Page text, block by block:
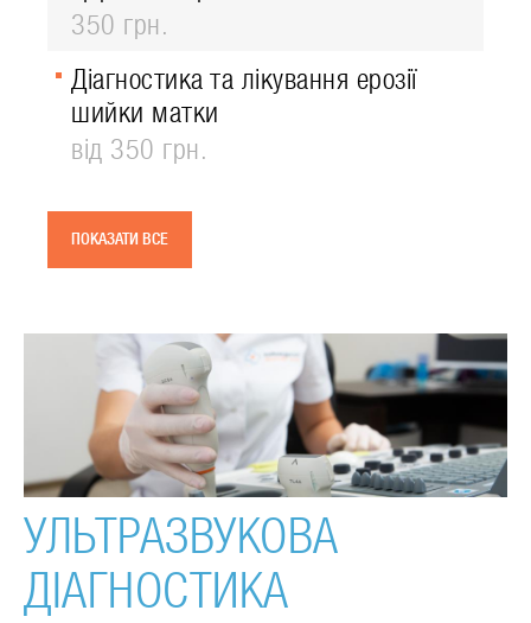
350 грн.
Діагностика та лікування ерозії
шийки матки
від 350 грн.
ПОКАЗАТИ ВСЕ
УЛЬТРАЗВУКОВА
ДІАГНОСТИКА